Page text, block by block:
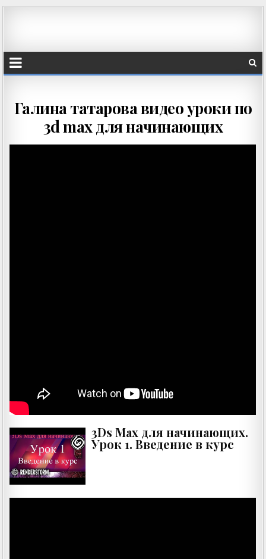
Галина татарова видео уроки по
3d max для начинающих
3Ds Max для начинающих.
Урок 1. Введение в курс